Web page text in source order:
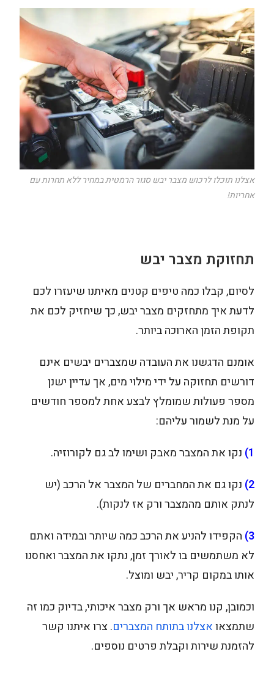
אצלנו תוכלו לרכוש מצבר יבש סגור הרמטית במחיר ללא תחרות עם
אחריות!
תחזוקת מצבר יבש
לסיום, קבלו כמה טיפים קטנים מאיתנו שיעזרו לכם
לדעת איך מתחזקים מצבר יבש, כך שיחזיק לכם את
תקופת הזמן הארוכה ביותר.
אומנם הדגשנו את העובדה שמצברים יבשים אינם
דורשים תחזוקה על ידי מילוי מים, אך עדיין ישנן
מספר פעולות שמומלץ לבצע אחת למספר חודשים
על מנת לשמור עליהם:
1) נקו את המצבר מאבק ושימו לב גם לקורוזיה.
2) נקו גם את המחברים של המצבר אל הרכב (יש
לנתק אותם מהמצבר ורק אז לנקות).
3) הקפידו להניע את הרכב כמה שיותר ובמידה ואתם
לא משתמשים בו לאורך זמן, נתקו את המצבר ואחסנו
אותו במקום קריר, יבש ומוצל.
וכמובן, קנו מראש אך ורק מצבר איכותי, בדיוק כמו זה
שתמצאואצלנו בתותח המצברים. צרו איתנו קשר
להזמנת שירות וקבלת פרטים נוספים.